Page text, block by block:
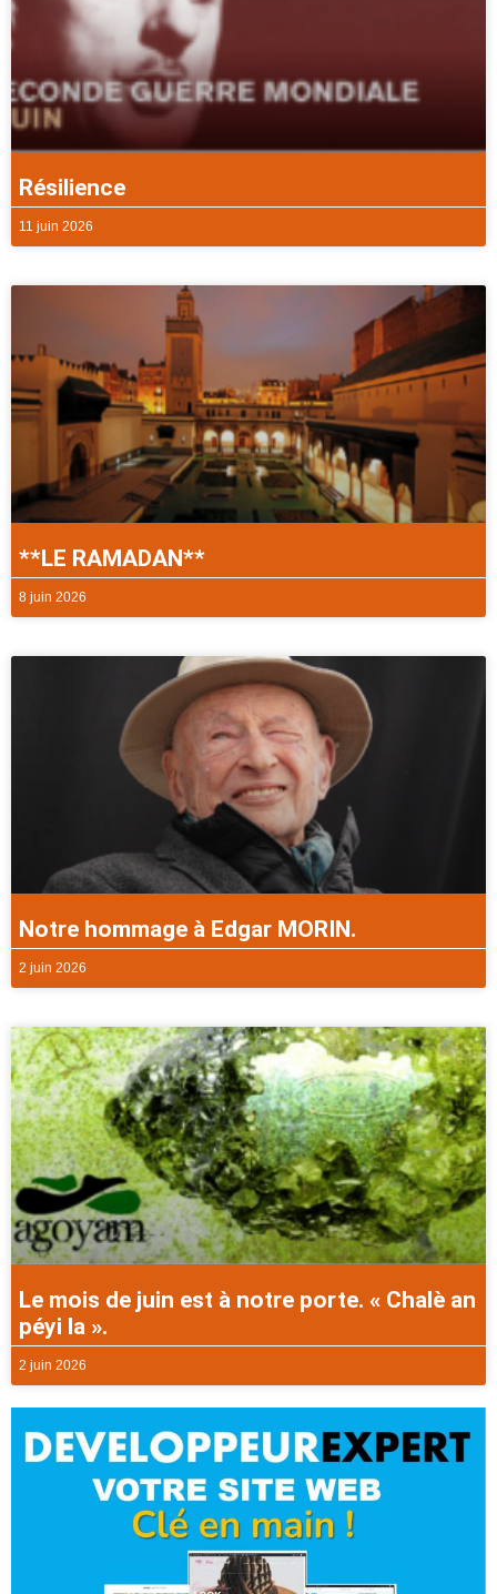
Résilience
11 juin 2026
**LE RAMADAN**
8 juin 2026
Notre hommage à Edgar MORIN.
2 juin 2026
Le mois de juin est à notre porte. « Chalè an
péyi la ».
2 juin 2026